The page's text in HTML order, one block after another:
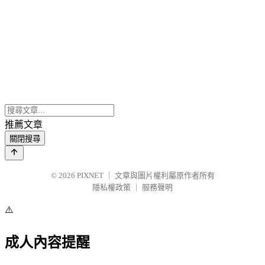
推薦文章
關閉搜尋
© 2026 PIXNET
文章與圖片權利屬原作者所有
隱私權政策
服務聲明
⚠️
成人內容提醒